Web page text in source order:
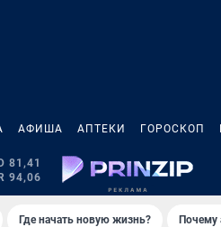
АФИША АПТЕКИ ГОРОСКОП
81,41
94,06
Где начать новую жизнь? Почему